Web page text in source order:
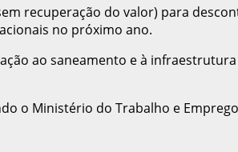
recuperação do valor) para
no próximo ano.
ao saneamento e à
o Ministério do Trabalho e